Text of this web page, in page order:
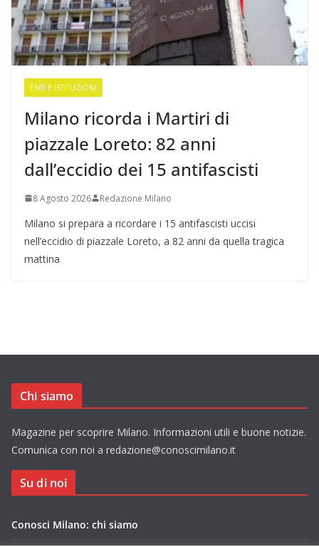
ENTI E ISTITUZIONI
Milano ricorda i Martiri di
piazzale Loreto: 82 anni
dall’eccidio dei 15 antifascisti
8 Agosto 2026 Redazione Milano
Milano si prepara a ricordare i 15 antifascisti uccisi
nell’eccidio di piazzale Loreto, a 82 anni da quella tragica
mattina
Chi siamo
Magazine per scoprire Milano. Informazioni utili e buone notizie.
Comunica con noi a redazione@conoscimilano.it
Su di noi
Conosci Milano: chi siamo